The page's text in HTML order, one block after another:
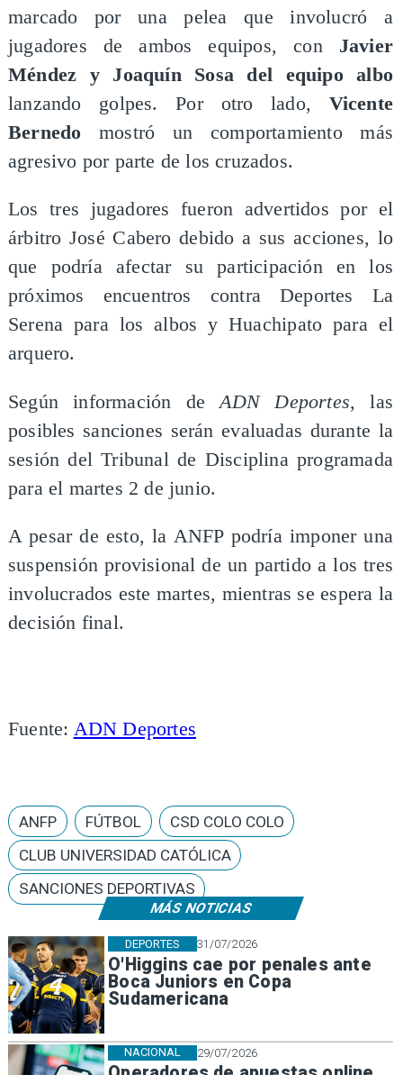
MÁS NOTICIAS
31/07/2026
O'Higgins cae por penales ante
Boca Juniors en Copa
Sudamericana
DEPORTES
29/07/2026
NACIONAL
marcado por una pelea que involucró a
jugadores de ambos equipos, con Javier
Méndez y Joaquín Sosa del equipo albo
lanzando golpes. Por otro lado, Vicente
Bernedo mostró un comportamiento más
agresivo por parte de los cruzados.
Los tres jugadores fueron advertidos por el
árbitro José Cabero debido a sus acciones, lo
que podría afectar su participación en los
próximos encuentros contra Deportes La
Serena para los albos y Huachipato para el
arquero.
Según información deADN Deportes, las
posibles sanciones serán evaluadas durante la
sesión del Tribunal de Disciplina programada
para el martes 2 de junio.
A pesar de esto, la ANFP podría imponer una
suspensión provisional de un partido a los tres
involucrados este martes, mientras se espera la
decisión final.
Fuente: ADN Deportes
ANFP FÚTBOL
CSD COLO COLO
CLUB UNIVERSIDAD CATÓLICA
SANCIONES DEPORTIVAS